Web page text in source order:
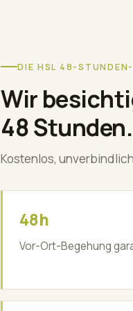
DIE HSL 48-
Wir
48 Stunden.
Kostenlos,
48h
Vor-Ort-Begehung